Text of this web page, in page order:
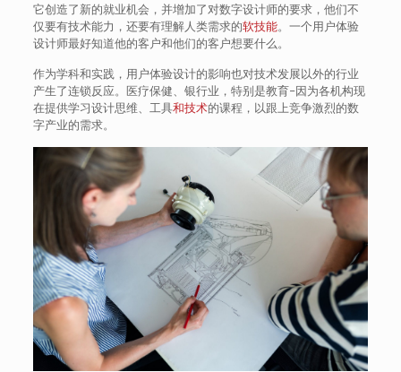
它创造了新的就业机会，并增加了对数字设计师的要求，他们不
仅要有技术能力，还要有理解人类需求的软技能。一个用户体验
设计师最好知道他的客户和他们的客户想要什么。
作为学科和实践，用户体验设计的影响也对技术发展以外的行业
产生了连锁反应。医疗保健、银行业，特别是教育–因为各机构现
在提供学习设计思维、工具和技术的课程，以跟上竞争激烈的数
字产业的需求。